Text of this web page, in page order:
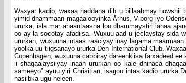
Waxyar kadib, waxaa haddana dib u billaabmay
yimid dhammaan magaalooyinka Århus, Viborg iyo
ururka, isla mar ahaantaasna loo dhammaystiri lahaa
oo ay la socotay afadiisa. Wuxuu aad u jeclaystay sida
ururkan, wuxuuna intaas raaciyay inay lagama
yoolka uu tiigsanayo ururka Den International Club.
Copenhagen, wuxuuna cabbiray dareenkiisa farxadeed
ii shaqaalaysiiyay inaan ururkan oo kale dhinaca
sameeyo” ayuu yiri Chrisitian, isagoo intaa kadib ururka
nasiibka ugu heleen.